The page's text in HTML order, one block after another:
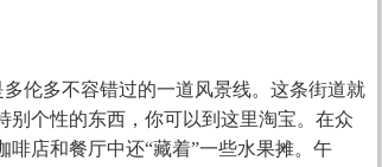
伦多不容错过的一道风景线。这条街道就
个性的东西，你可以到这里淘宝。在众
店和餐厅中还“藏着”一些水果摊。午